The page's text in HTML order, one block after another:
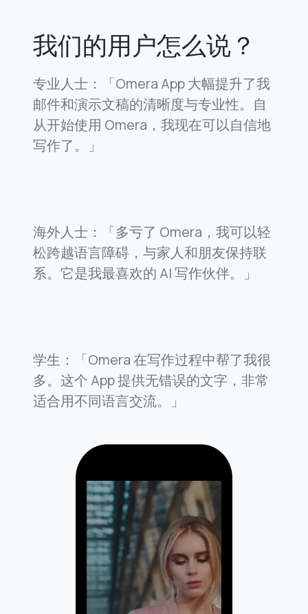
我们的用户怎么说？
专业人士：「Omera App 大幅提升了我
邮件和演示文稿的清晰度与专业性。自
从开始使用 Omera，我现在可以自信地
写作了。」
海外人士：「多亏了 Omera，我可以轻
松跨越语言障碍，与家人和朋友保持联
系。它是我最喜欢的 AI 写作伙伴。」
学生：「Omera 在写作过程中帮了我很
多。这个 App 提供无错误的文字，非常
适合用不同语言交流。」